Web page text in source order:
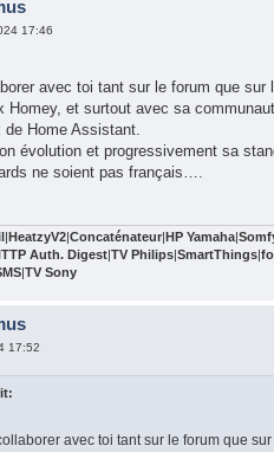
17:46
avec toi tant sur le forum que sur
Homey, et surtout avec sa
de Home Assistant.
évolution et progressivement sa
ne soient pas français….
HeatzyV2 Concaténateur HP Yamaha|
Auth. Digest TV Philips SmartThings
TV Sony
17:52
avec toi tant sur le forum que